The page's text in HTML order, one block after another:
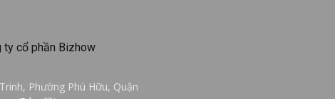
ty cổ phần Bizhow
Phường Phú Hữu, Quận